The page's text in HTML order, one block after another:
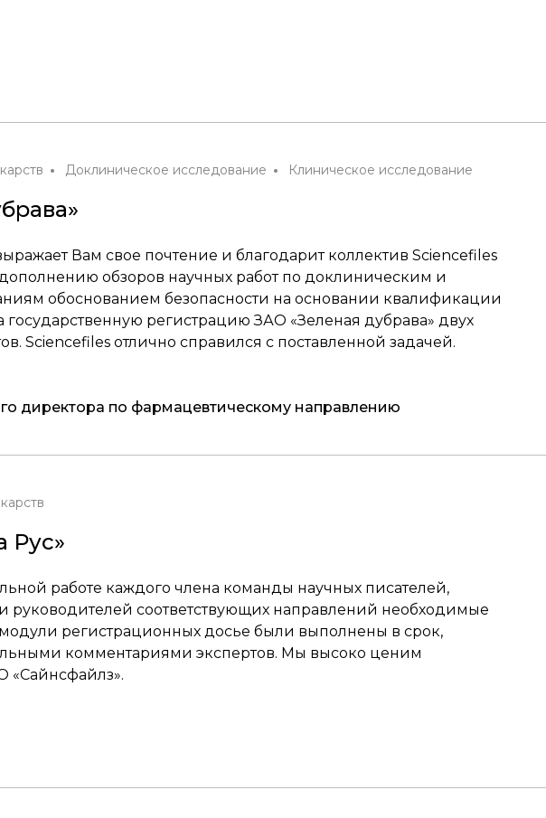
Доклиническое исследование Клиническое исследование
Вам свое почтение и благодарит коллектив Sciencefiles
обзоров научных работ по доклиническим и
обоснованием безопасности на основании квалификации
регистрацию ЗАО «Зеленая дубрава» двух
Sciencefiles отлично справился с поставленной задачей.
директора по фармацевтическому направлению
Рус»
работе каждого члена команды научных писателей,
руководителей соответствующих направлений необходимые
регистрационных досье были выполнены в срок,
комментариями экспертов. Мы высоко ценим
«Сайнсфайлз».